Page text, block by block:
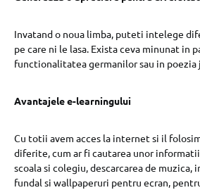
Invatand o noua limba, puteti intelege
pe care ni le lasa. Exista ceva minunat in
functionalitatea germanilor sau in poezia
Avantajele e-learningului
Cu totii avem acces la internet si il
diferite, cum ar fi cautarea unor
scoala si colegiu, descarcarea de muzica,
fundal si wallpaperuri pentru ecran,